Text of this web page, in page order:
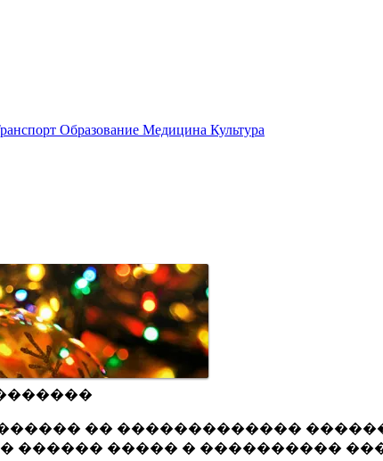
Образование Медицина Культура
�� �������������
������ ����� � ����������